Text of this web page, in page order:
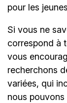
pour les
Si vous ne
correspond à
vous
recherchons
variées, qui
nous